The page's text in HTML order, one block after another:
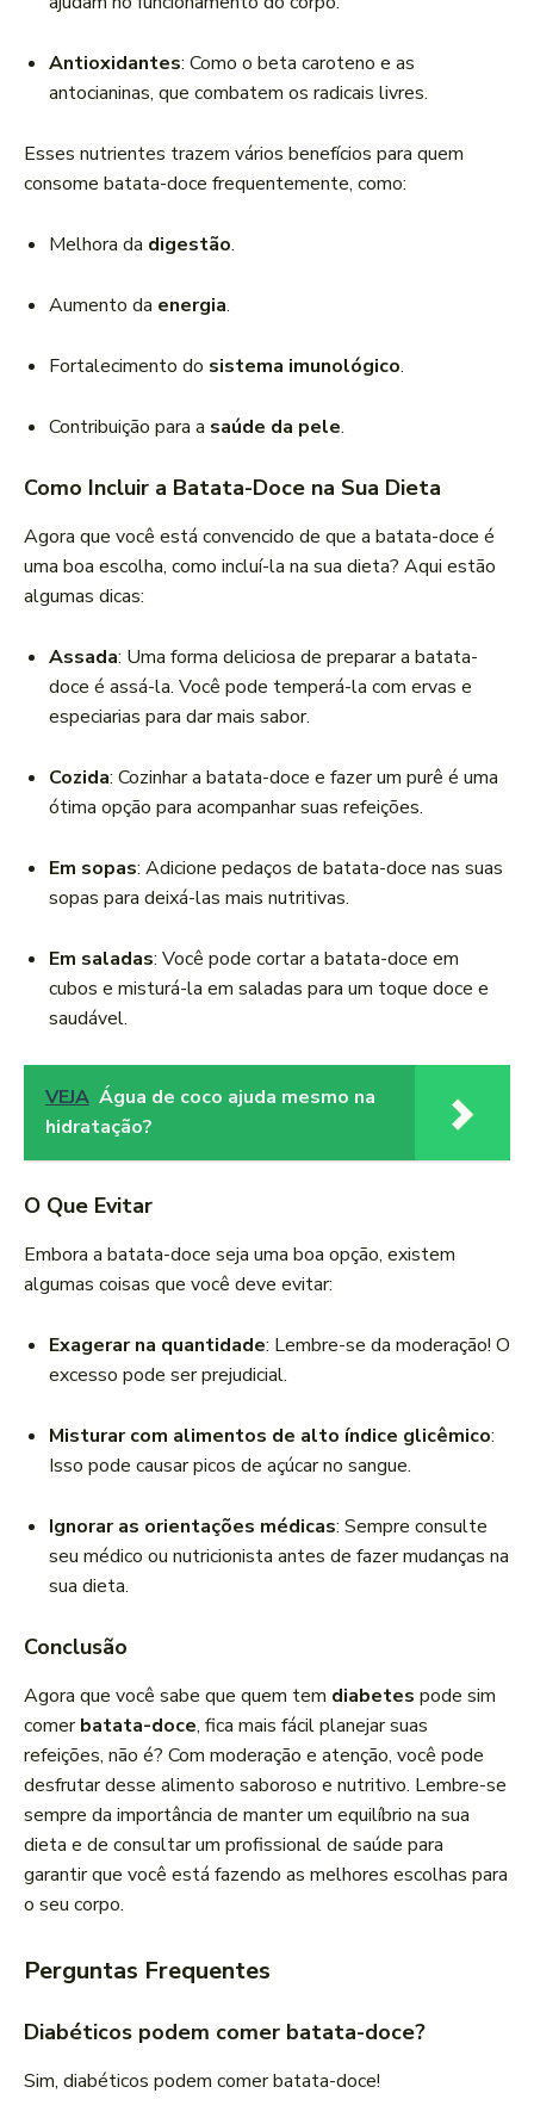
Antioxidantes: Como o beta caroteno e as
antocianinas, que combatem os radicais livres.
Esses nutrientes trazem vários benefícios para quem
consome batata-doce frequentemente, como:
Melhora da digestão.
Aumento da energia.
Fortalecimento do sistema imunológico.
Contribuição para a saúde da pele.
Como Incluir a Batata-Doce na Sua Dieta
Agora que você está convencido de que a batata-doce é
uma boa escolha, como incluí-la na sua dieta? Aqui estão
algumas dicas:
Assada: Uma forma deliciosa de preparar a batata-
doce é assá-la. Você pode temperá-la com ervas e
especiarias para dar mais sabor.
Cozida: Cozinhar a batata-doce e fazer um purê é uma
ótima opção para acompanhar suas refeições.
Em sopas: Adicione pedaços de batata-doce nas suas
sopas para deixá-las mais nutritivas.
Em saladas: Você pode cortar a batata-doce em
cubos e misturá-la em saladas para um toque doce e
saudável.
VEJA Água de coco ajuda mesmo na
hidratação?
O Que Evitar
Embora a batata-doce seja uma boa opção, existem
algumas coisas que você deve evitar:
Exagerar na quantidade: Lembre-se da moderação! O
excesso pode ser prejudicial.
Misturar com alimentos de alto índice glicêmico:
Isso pode causar picos de açúcar no sangue.
Ignorar as orientações médicas: Sempre consulte
seu médico ou nutricionista antes de fazer mudanças na
sua dieta.
Conclusão
Agora que você sabe que quem tem diabetes pode sim
comerbatata-doce, fica mais fácil planejar suas
refeições, não é? Com moderação e atenção, você pode
desfrutar desse alimento saboroso e nutritivo. Lembre-se
sempre da importância de manter um equilíbrio na sua
dieta e de consultar um profissional de saúde para
garantir que você está fazendo as melhores escolhas para
o seu corpo.
Perguntas Frequentes
Diabéticos podem comer batata-doce?
Sim, diabéticos podem comer batata-doce!